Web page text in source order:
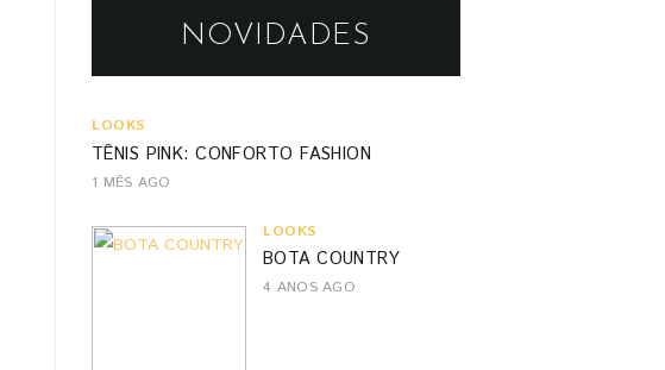
NOVIDADES
LOOKS
TÊNIS PINK: CONFORTO FASHION
1 MÊS AGO
LOOKS
BOTA COUNTRY
4 ANOS AGO